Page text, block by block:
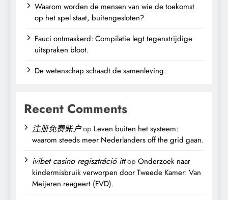
Waarom worden de mensen van wie de toekomst
op het spel staat, buitengesloten?
Fauci ontmaskerd: Compilatie legt tegenstrijdige
uitspraken bloot.
De wetenschap schaadt de samenleving.
Recent Comments
注册免费账户op Leven buiten het systeem:
waarom steeds meer Nederlanders off the grid gaan.
ivibet casino regisztráció ittop Onderzoek naar
kindermisbruik verworpen door Tweede Kamer: Van
Meijeren reageert (FVD).